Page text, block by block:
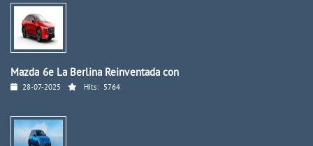
Mazda 6e La Berlina Reinventada con
28-07-2025 Hits: 5764